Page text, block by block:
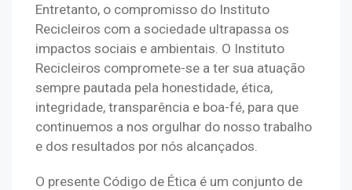
Entretanto, o compromisso do Instituto
Recicleiros com a sociedade ultrapassa os
impactos sociais e ambientais. O Instituto
Recicleiros compromete-se a ter sua atuação
sempre pautada pela honestidade, ética,
integridade, transparência e boa-fé, para que
continuemos a nos orgulhar do nosso trabalho
e dos resultados por nós alcançados.
O presente Código de Ética é um conjunto de